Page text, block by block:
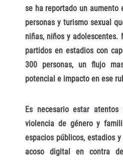
se ha reportado un
personas y turismo sexual
niñas, niños y adolescentes.
partidos en estadios con
300 personas, un flujo
potencial e impacto en ese
Es necesario estar
violencia de género y
espacios públicos, estadios
acoso digital en contra